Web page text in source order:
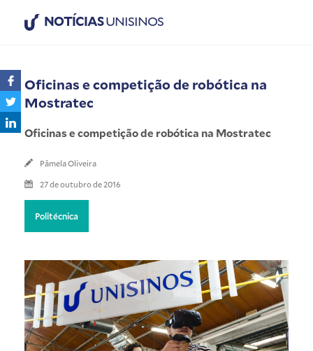
NOTÍCIASUNISINOS
Oficinas e competição de robótica na
Mostratec
Oficinas e competição de robótica na Mostratec
Pâmela Oliveira
27 de outubro de 2016
Politécnica